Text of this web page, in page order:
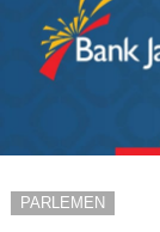
PARLEMEN